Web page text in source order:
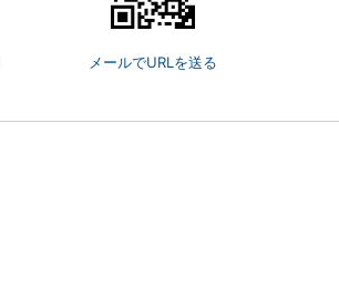
メールでURLを送る